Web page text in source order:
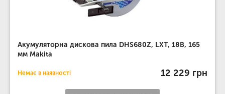
Акумуляторна дискова пила DHS680Z, LXT, 18В, 165
мм Makita
Немає в наявності 12 229 грн